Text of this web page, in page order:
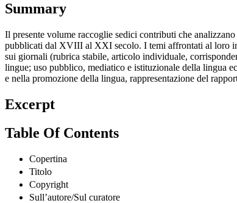
Summary
Il presente volume raccoglie sedici contributi che
pubblicati dal XVIII al XXI secolo. I temi affrontati al loro
sui giornali (rubrica stabile, articolo individuale,
lingue; uso pubblico, mediatico e istituzionale della lingua
e nella promozione della lingua, rappresentazione del
Excerpt
Table Of Contents
Copertina
Titolo
Copyright
Sull’autore/Sul curatore